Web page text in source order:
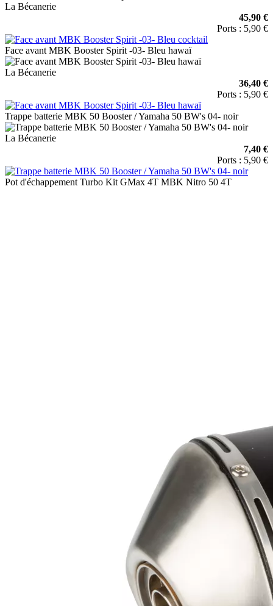
La Bécanerie
45,90 €
Ports : 5,90 €
Face avant MBK Booster Spirit -03- Bleu hawaï
La Bécanerie
36,40 €
Ports : 5,90 €
Trappe batterie MBK 50 Booster / Yamaha 50 BW's 04- noir
La Bécanerie
7,40 €
Ports : 5,90 €
Pot d'échappement Turbo Kit GMax 4T MBK Nitro 50 4T